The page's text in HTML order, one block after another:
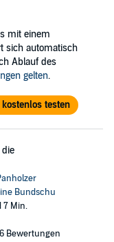
mit einem
sich automatisch
Ablauf des
gelten.
testen
die
Bundschu
7 Min.
6 Bewertungen